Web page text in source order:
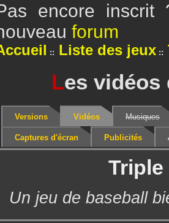
encore inscrit
forum
Liste des jeux
Les vidéos
Versions Vidéos Musiques
Captures d'écran Publicités
Triple
Un jeu de baseball